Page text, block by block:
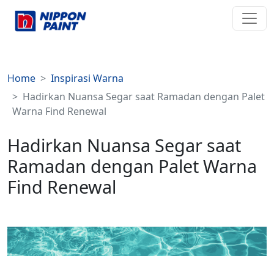
Home
Inspirasi Warna
Hadirkan Nuansa Segar saat Ramadan dengan Palet
Warna Find Renewal
Hadirkan Nuansa Segar saat
Ramadan dengan Palet Warna
Find Renewal